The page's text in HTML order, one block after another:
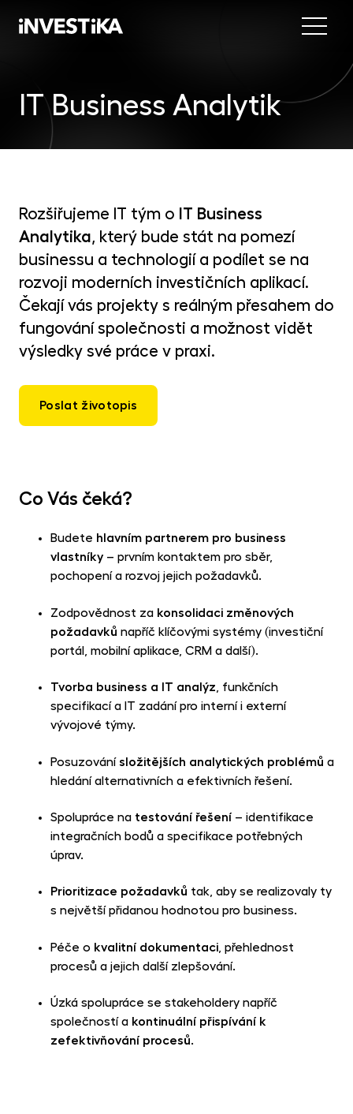
Menu
IT Business Analytik
Rozšiřujeme IT tým o IT Business
Analytika, který bude stát na pomezí
businessu a technologií a podílet se na
rozvoji moderních investičních aplikací.
Čekají vás projekty s reálným přesahem do
fungování společnosti a možnost vidět
výsledky své práce v praxi.
Poslat životopis
Co Vás čeká?
Budete hlavním partnerem pro business
vlastníky – prvním kontaktem pro sběr,
pochopení a rozvoj jejich požadavků.
Zodpovědnost za konsolidaci změnových
požadavků napříč klíčovými systémy (investiční
portál, mobilní aplikace, CRM a další).
Tvorba business a IT analýz , funkčních
specifikací a IT zadání pro interní i externí
vývojové týmy.
Posuzovánísložitějších analytických problémů a
hledání alternativních a efektivních řešení.
Spolupráce na testování řešení– identifikace
integračních bodů a specifikace potřebných
úprav.
Prioritizace požadavků tak, aby se realizovaly ty
s největší přidanou hodnotou pro business.
Péče o kvalitní dokumentaci , přehlednost
procesů a jejich další zlepšování.
Úzká spolupráce se stakeholdery napříč
společností a kontinuální přispívání k
zefektivňování procesů.